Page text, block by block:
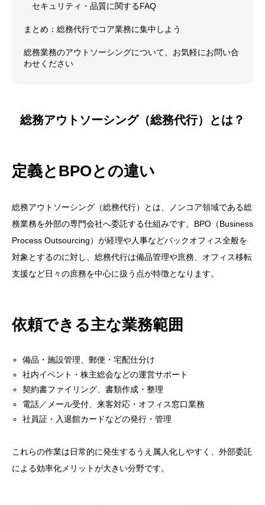
セキュリティ・品質に関するFAQ
まとめ：総務代行でコア業務に集中しよう
総務業務のアウトソーシングについて、お気軽にお問い合
わせください
総務アウトソーシング（総務代行）とは？
定義とBPOとの違い
総務アウトソーシング（総務代行）とは、ノンコア領域である総
務業務を外部の専門会社へ委託する仕組みです。BPO（Business
Process Outsourcing）が経理や人事などバックオフィス全般を
対象とするのに対し、総務代行は備品管理や庶務、オフィス移転
支援など日々の庶務を中心に扱う点が特徴となります。
依頼できる主な業務範囲
備品・施設管理、郵便・宅配仕分け
社内イベント・株主総会などの運営サポート
契約書ファイリング、書類作成・整理
電話／メール受付、来客対応・オフィス窓口業務
社員証・入退館カードなどの発行・管理
これらの作業は日常的に発生するうえ属人化しやすく、外部委託
による効率化メリットが大きい分野です。